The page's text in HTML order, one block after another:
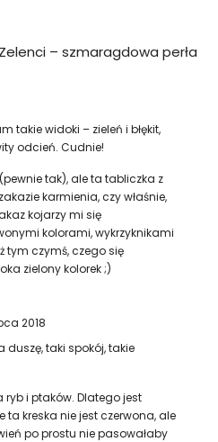
– szmaragdowa perła
takie widoki – zieleń i błękit,
odcień. Cudnie!
tak), ale ta tabliczka z
karmienia, czy właśnie,
kojarzy mi się
kolorami, wykrzyknikami
tym czymś, czego się
zielony kolorek ;)
2018
duszę, taki spokój, takie
ryb i ptaków. Dlatego jest
ta kreska nie jest czerwona, ale
po prostu nie pasowałaby